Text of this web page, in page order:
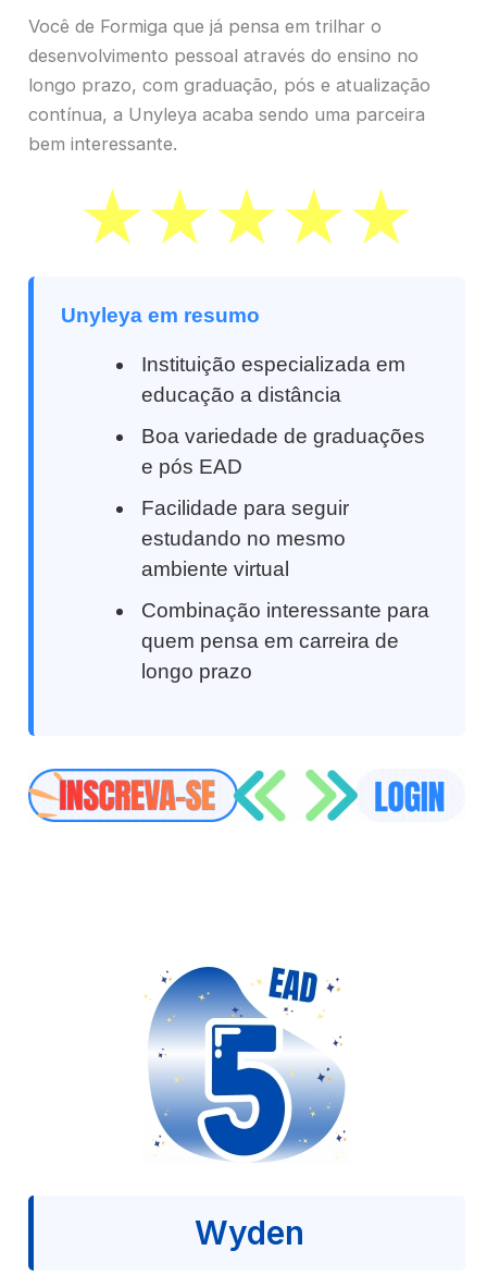
Você de Formiga que já pensa em trilhar o
desenvolvimento pessoal através do ensino no
longo prazo, com graduação, pós e atualização
contínua, a Unyleya acaba sendo uma parceira
bem interessante.
Unyleya em resumo
Instituição especializada em
educação a distância
Boa variedade de graduações
e pós EAD
Facilidade para seguir
estudando no mesmo
ambiente virtual
Combinação interessante para
quem pensa em carreira de
longo prazo
Wyden